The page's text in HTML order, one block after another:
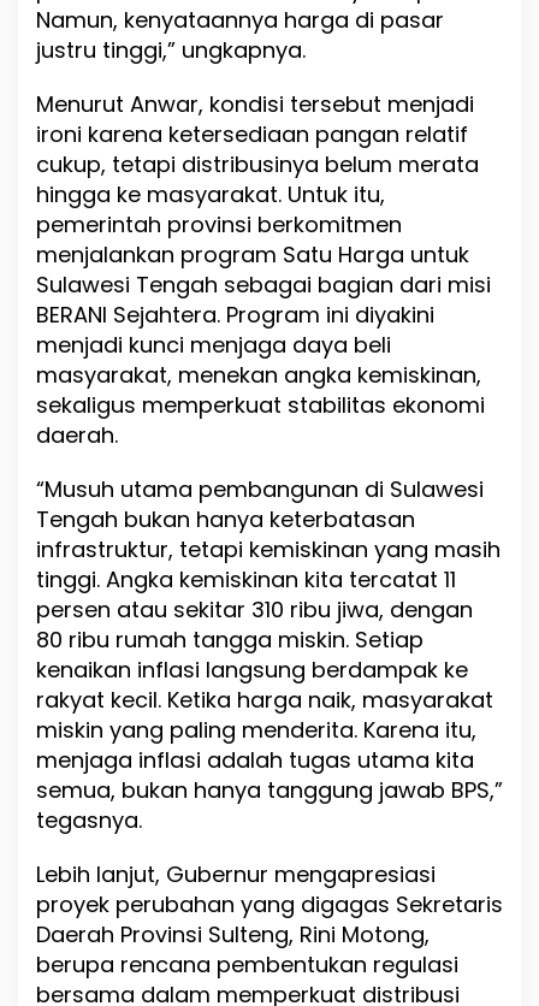
c
T
k
a
I
n
f
l
a
s
i
d
a
n
K
s
k
i
n
a
n
Namun, kenyataannya harga di pasar
justru tinggi,” ungkapnya.
Menurut Anwar, kondisi tersebut menjadi
ironi karena ketersediaan pangan relatif
cukup, tetapi distribusinya belum merata
hingga ke masyarakat. Untuk itu,
pemerintah provinsi berkomitmen
menjalankan program Satu Harga untuk
Sulawesi Tengah sebagai bagian dari misi
BERANI Sejahtera. Program ini diyakini
menjadi kunci menjaga daya beli
masyarakat, menekan angka kemiskinan,
sekaligus memperkuat stabilitas ekonomi
daerah.
“Musuh utama pembangunan di Sulawesi
Tengah bukan hanya keterbatasan
infrastruktur, tetapi kemiskinan yang masih
tinggi. Angka kemiskinan kita tercatat 11
persen atau sekitar 310 ribu jiwa, dengan
80 ribu rumah tangga miskin. Setiap
kenaikan inflasi langsung berdampak ke
rakyat kecil. Ketika harga naik, masyarakat
miskin yang paling menderita. Karena itu,
menjaga inflasi adalah tugas utama kita
semua, bukan hanya tanggung jawab BPS,”
tegasnya.
Lebih lanjut, Gubernur mengapresiasi
proyek perubahan yang digagas Sekretaris
Daerah Provinsi Sulteng, Rini Motong,
berupa rencana pembentukan regulasi
bersama dalam memperkuat distribusi